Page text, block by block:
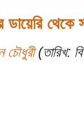
ডায়েরি
চৌধুরী(তারিখ: